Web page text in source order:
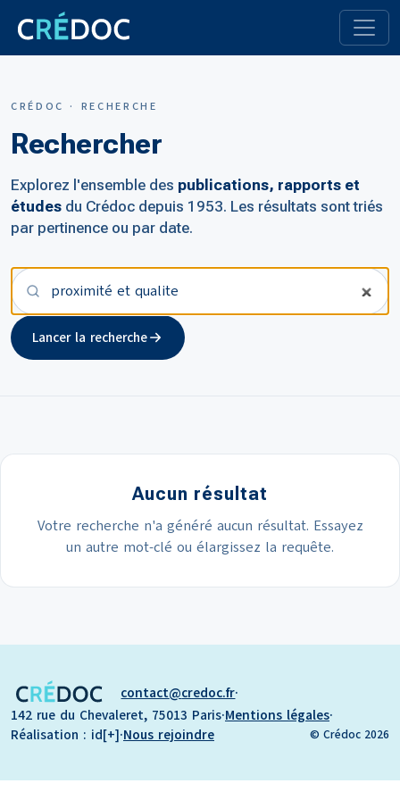
CRÉDOC · RECHERCHE
Rechercher
Explorez l'ensemble des publications, rapports et
études du Crédoc depuis 1953. Les résultats sont triés
par pertinence ou par date.
Votre recherche
Lancer la recherche
Aucun résultat
Votre recherche n'a généré aucun résultat. Essayez
un autre mot-clé ou élargissez la requête.
contact credoc.fr·
142 rue du Chevaleret, 75013 Paris·Mentions légales·
Réalisation : id[+]·Nous rejoindre © Crédoc 2026